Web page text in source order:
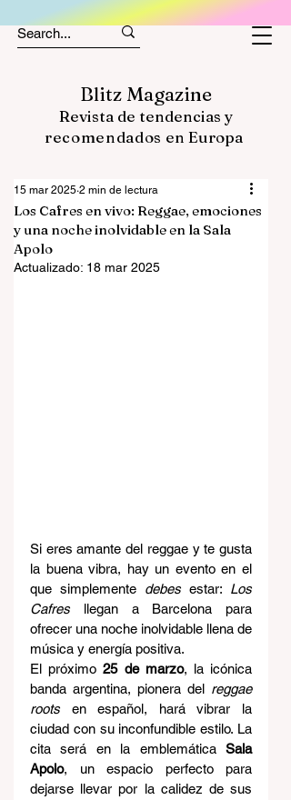
Blitz Magazine
Revista de tendencias y
recomendados en Europa
Los Cafres en vivo: Reggae, emociones
y una noche inolvidable en la Sala
Apolo
15 mar 2025 2 min de lectura
Actualizado: 18 mar 2025
Si eres amante del reggae y te gusta
la buena vibra, hay un evento en el
que simplemente debes estar: Los
Cafres llegan a Barcelona para
ofrecer una noche inolvidable llena de
música y energía positiva.
El próximo 25 de marzo, la icónica
banda argentina, pionera del reggae
roots en español, hará vibrar la
ciudad con su inconfundible estilo. La
cita será en la emblemática Sala
Apolo, un espacio perfecto para
dejarse llevar por la calidez de sus